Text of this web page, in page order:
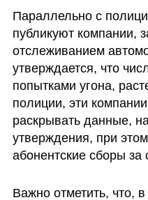
Параллельно с
публикуют компании,
отслеживанием
утверждается, что
попытками угона,
полиции, эти
раскрывать данные,
утверждения, при
абонентские сборы за
Важно отметить, что,